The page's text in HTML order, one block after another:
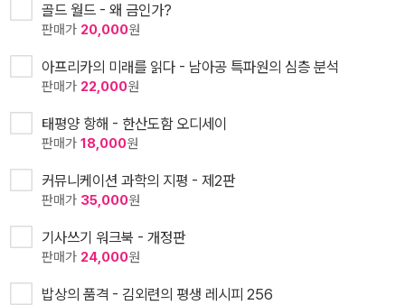
골드 월드 - 왜 금인가?
판매가 20,000원
아프리카의 미래를 읽다 - 남아공 특파원의 심층 분석
판매가 22,000원
태평양 항해 - 한산도함 오디세이
판매가 18,000원
커뮤니케이션 과학의 지평 - 제2판
판매가 35,000원
기사쓰기 워크북 - 개정판
판매가 24,000원
밥상의 품격 - 김외련의 평생 레시피 256